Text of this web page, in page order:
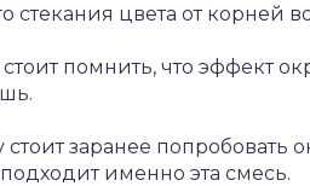
стекания цвета от корней
помнить, что эффект
стоит заранее попробовать
именно эта смесь.